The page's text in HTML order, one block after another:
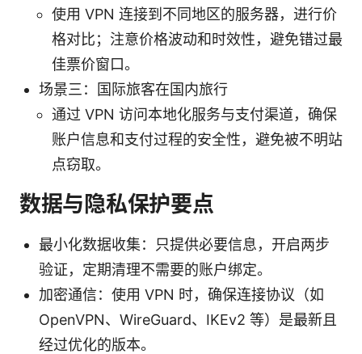
使用 VPN 连接到不同地区的服务器，进行价
格对比；注意价格波动和时效性，避免错过最
佳票价窗口。
场景三：国际旅客在国内旅行
通过 VPN 访问本地化服务与支付渠道，确保
账户信息和支付过程的安全性，避免被不明站
点窃取。
数据与隐私保护要点
最小化数据收集：只提供必要信息，开启两步
验证，定期清理不需要的账户绑定。
加密通信：使用 VPN 时，确保连接协议（如
OpenVPN、WireGuard、IKEv2 等）是最新且
经过优化的版本。